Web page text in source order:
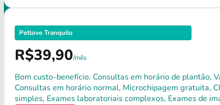
Petlove Tranquilo
R$39,90/mês
Bom custo-benefício. Consultas em horário de plantão,
Consultas em horário normal, Microchipagem gratuita,
simples, Exames laboratoriais complexos, Exames de